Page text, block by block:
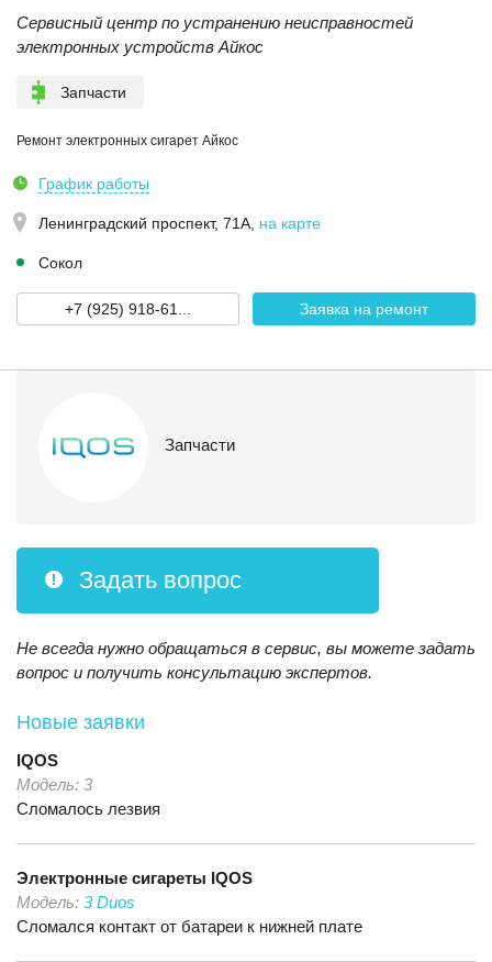
Сервисный центр по устранению неисправностей
электронных устройств Айкос
Запчасти
Ремонт электронных сигарет Айкос
График работы
Ленинградский проспект, 71А на карте
Сокол
+7 (925) 918-61... Заявка на ремонт
Запчасти
Задать вопрос
Не всегда нужно обращаться в сервис, вы можете задать
вопрос и получить консультацию экспертов.
Новые заявки
IQOS
Модель: 3
Сломалось лезвия
Электронные сигареты IQOS
Модель: 3 Duos
Сломался контакт от батареи к нижней плате